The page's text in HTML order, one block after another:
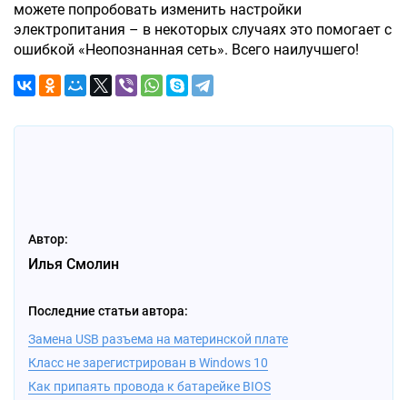
можете попробовать изменить настройки
электропитания – в некоторых случаях это помогает с
ошибкой «Неопознанная сеть». Всего наилучшего!
Автор:
Илья Смолин
Последние статьи автора:
Замена USB разъема на материнской плате
Класс не зарегистрирован в Windows 10
Как припаять провода к батарейке BIOS